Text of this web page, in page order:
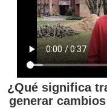
¿Qué significa
generar